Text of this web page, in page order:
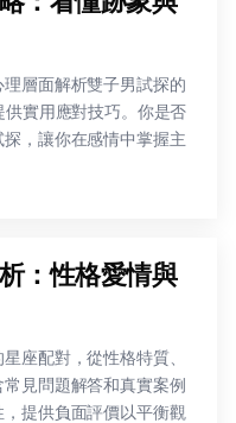
層面解析雙子男試探的
實用應對技巧。你是否
，讓你在感情中掌握主
：性格愛情與
座配對，從性格特質、
見問題解答和真實案例
提供負面評價以平衡觀